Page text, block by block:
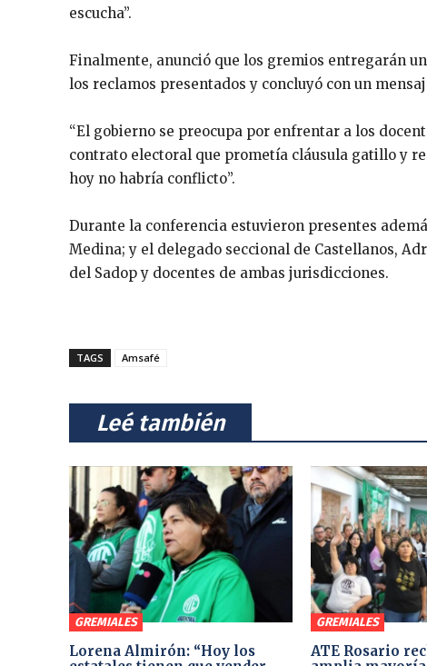
escucha”.
Finalmente, anunció que los gremios entregarán
los reclamos presentados y concluyó con un
“El gobierno se preocupa por enfrentar a los
contrato electoral que prometía cláusula gatillo y
hoy no habría conflicto”.
Durante la conferencia estuvieron presentes
Medina; y el delegado seccional de Castellanos,
del Sadop y docentes de ambas jurisdicciones.
TAGS Amsafé
⠀Leé también⠀
GREMIALES
Lorena Almirón: “Hoy los
GREMIALES
ATE Rosario